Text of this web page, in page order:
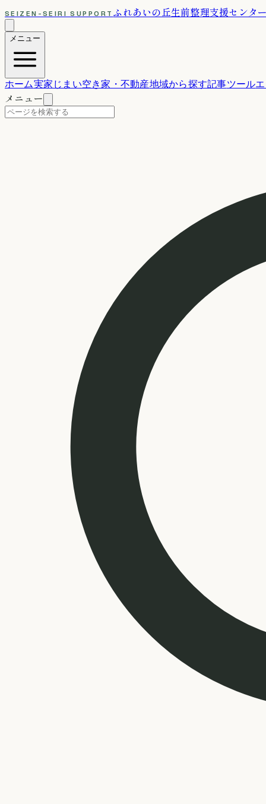
SEIZEN-SEIRI SUPPORT ふれあいの丘生前整理支援センター
メニュー
ホーム実家じまい空き家・不動産地域から探す記事ツール
メニュー